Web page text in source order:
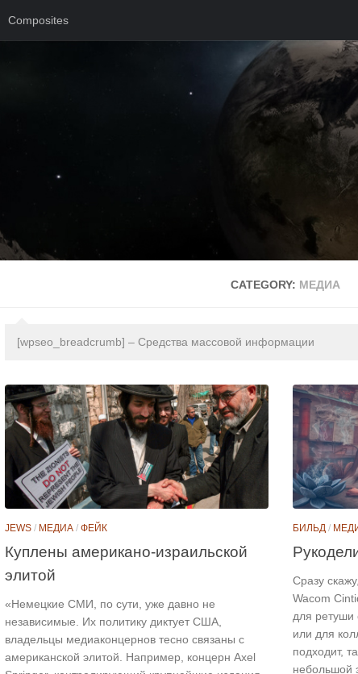
Composites
CATEGORY: МЕДИА
[wpseo_breadcrumb] – Средства массовой информации
JEWS / МЕДИА / ФЕЙК
Куплены американо-израильской
элитой
«Немецкие СМИ, по сути, уже давно не
независимые. Их политику диктует США,
владельцы медиаконцернов тесно связаны с
американской элитой. Например, концерн Axel
БИЛЬД /
Сразу
Wacom
для ретуши
или для
подходит,
небольшой